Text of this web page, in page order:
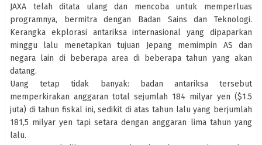
JAXA telah ditata ulang dan mencoba untuk memperluas
programnya, bermitra dengan Badan Sains dan Teknologi.
Kerangka ekplorasi antariksa internasional yang dipaparkan
minggu lalu menetapkan tujuan Jepang memimpin AS dan
negara lain di beberapa area di beberapa tahun yang akan
datang.
Uang tetap tidak banyak: badan antariksa tersebut
memperkirakan anggaran total sejumlah 184 milyar yen ($1.5
juta) di tahun fiskal ini, sedikit di atas tahun lalu yang berjumlah
181,5 milyar yen tapi setara dengan anggaran lima tahun yang
lalu.